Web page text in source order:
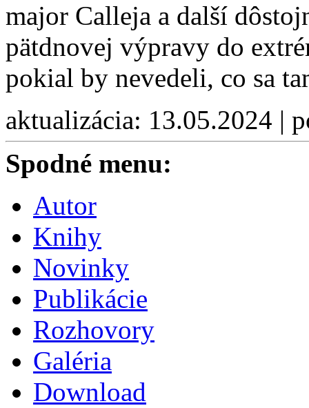
major Calleja a další
pätdnovej výpravy do
pokial by nevedeli, co sa
aktualizácia: 13.05.2024 |
Spodné menu:
Autor
Knihy
Novinky
Publikácie
Rozhovory
Galéria
Download